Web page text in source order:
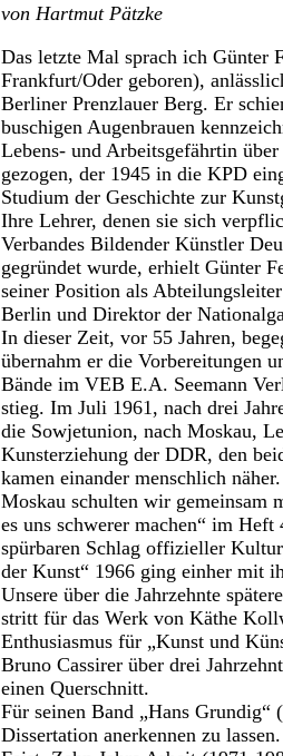
von Hartmut Pätzke
Das letzte Mal sprach ich Günter
Frankfurt/Oder geboren),
Berliner Prenzlauer Berg. Er
buschigen Augenbrauen
Lebens- und Arbeitsgefährtin
gezogen, der 1945 in die KPD
Studium der Geschichte zur
Ihre Lehrer, denen sie sich
Verbandes Bildender Künstler
gegründet wurde, erhielt Günter
seiner Position als
Berlin und Direktor der
In dieser Zeit, vor 55 Jahren,
übernahm er die Vorbereitungen
Bände im VEB E.A. Seemann
stieg. Im Juli 1961, nach drei
die Sowjetunion, nach Moskau,
Kunsterziehung der DDR, den
kamen einander menschlich
Moskau schulten wir gemeinsam
es uns schwerer machen“ im Heft
spürbaren Schlag offizieller
der Kunst“ 1966 ging einher mit
Unsere über die Jahrzehnte
stritt für das Werk von Käthe
Enthusiasmus für „Kunst und
Bruno Cassirer über drei
einen Querschnitt.
Für seinen Band „Hans
Dissertation anerkennen zu